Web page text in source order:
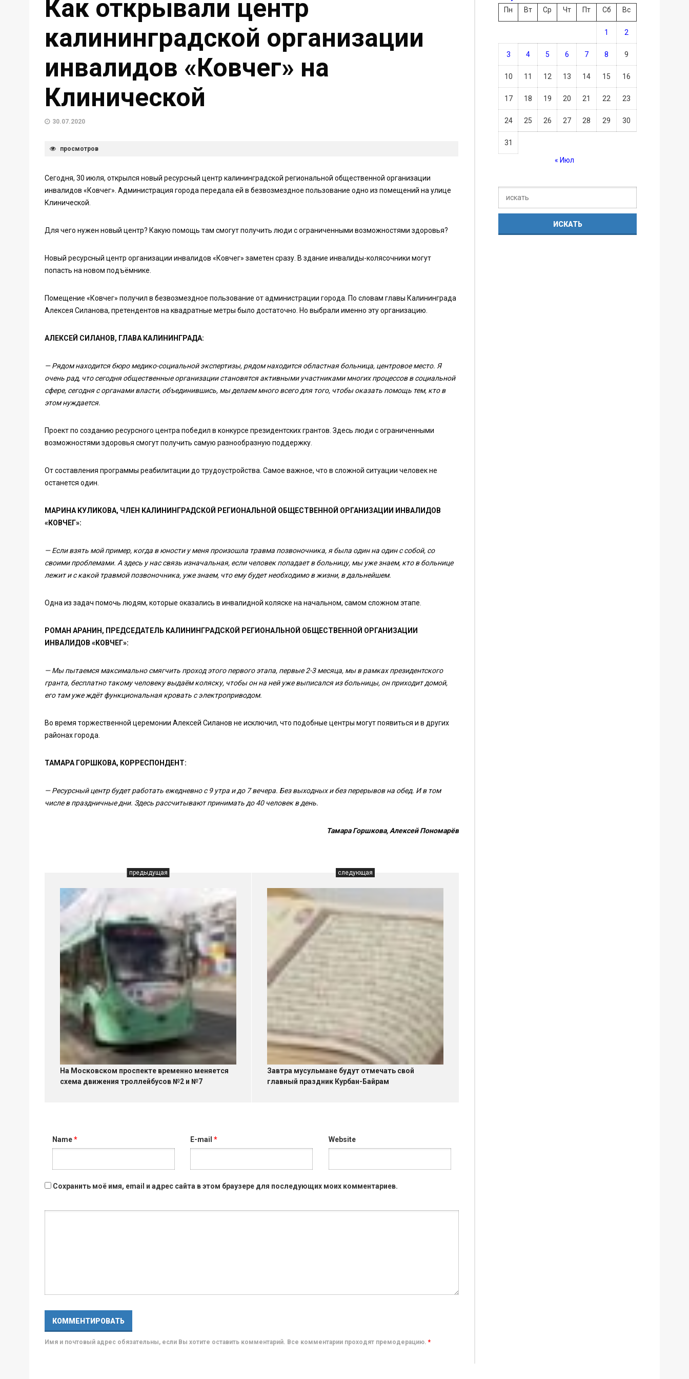
Как открывали центр
калининградской организации
инвалидов «Ковчег» на
Клинической
30.07.2020
просмотров
Сегодня, 30 июля, открылся новый ресурсный центр калининградской региональной общественной организации
инвалидов «Ковчег». Администрация города передала ей в безвозмездное пользование одно из помещений на улице
Клинической.
Для чего нужен новый центр? Какую помощь там смогут получить люди с ограниченными возможностями здоровья?
Новый ресурсный центр организации инвалидов «Ковчег» заметен сразу. В здание инвалиды-колясочники могут
попасть на новом подъёмнике.
Помещение «Ковчег» получил в безвозмездное пользование от администрации города. По словам главы Калининграда
Алексея Силанова, претендентов на квадратные метры было достаточно. Но выбрали именно эту организацию.
АЛЕКСЕЙ СИЛАНОВ, ГЛАВА КАЛИНИНГРАДА:
— Рядом находится бюро медико-социальной экспертизы, рядом находится областная больница, центровое место. Я
очень рад, что сегодня общественные организации становятся активными участниками многих процессов в социальной
сфере, сегодня с органами власти, объединившись, мы делаем много всего для того, чтобы оказать помощь тем, кто в
этом нуждается.
Проект по созданию ресурсного центра победил в конкурсе президентских грантов. Здесь люди с ограниченными
возможностями здоровья смогут получить самую разнообразную поддержку.
От составления программы реабилитации до трудоустройства. Самое важное, что в сложной ситуации человек не
останется один.
МАРИНА КУЛИКОВА, ЧЛЕН КАЛИНИНГРАДСКОЙ РЕГИОНАЛЬНОЙ ОБЩЕСТВЕННОЙ ОРГАНИЗАЦИИ ИНВАЛИДОВ
«КОВЧЕГ»:
— Если взять мой пример, когда в юности у меня произошла травма позвоночника, я была один на один с собой, со
своими проблемами. А здесь у нас связь изначальная, если человек попадает в больницу, мы уже знаем, кто в больнице
лежит и с какой травмой позвоночника, уже знаем, что ему будет необходимо в жизни, в дальнейшем.
Одна из задач помочь людям, которые оказались в инвалидной коляске на начальном, самом сложном этапе.
РОМАН АРАНИН, ПРЕДСЕДАТЕЛЬ КАЛИНИНГРАДСКОЙ РЕГИОНАЛЬНОЙ ОБЩЕСТВЕННОЙ ОРГАНИЗАЦИИ
ИНВАЛИДОВ «КОВЧЕГ»:
— Мы пытаемся максимально смягчить проход этого первого этапа, первые 2-3 месяца, мы в рамках президентского
гранта, бесплатно такому человеку выдаём коляску, чтобы он на ней уже выписался из больницы, он приходит домой,
его там уже ждёт функциональная кровать с электроприводом.
Во время торжественной церемонии Алексей Силанов не исключил, что подобные центры могут появиться и в других
районах города.
ТАМАРА ГОРШКОВА, КОРРЕСПОНДЕНТ:
— Ресурсный центр будет работать ежедневно с 9 утра и до 7 вечера. Без выходных и без перерывов на обед. И в том
числе в праздничные дни. Здесь рассчитывают принимать до 40 человек в день.
Тамара Горшкова, Алексей Пономарёв
предыдущая
На Московском проспекте временно меняется
схема движения троллейбусов №2 и №7
следующая
Завтра мусульмане будут отмечать свой
главный праздник Курбан-Байрам
Name* E-mail* Website
Сохранить моё имя, email и адрес сайта в этом браузере для последующих моих комментариев.
Имя и почтовый адрес обязательны, если Вы хотите оставить комментарий. Все комментарии проходят премодерацию. *
Пн
Вт Ср Чт Пт Сб Вс
1 2
3 4 5 6 7 8 9
10 11 12 13 14 15 16
17 18 19 20 21 22 23
24 25 26 27 28 29 30
31
« Июл